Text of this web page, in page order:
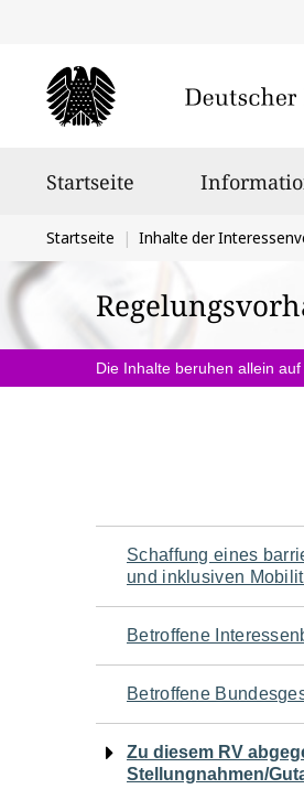
Startseite
Sie
befinden
sich
hier:
Startseite Inhalte der
Die Inhalte beruhen allein
Navigation
für
den
Schaffung eines
und inklusiven
Betroffene
Betroffene
Zu diesem RV
Stellungnahmen/